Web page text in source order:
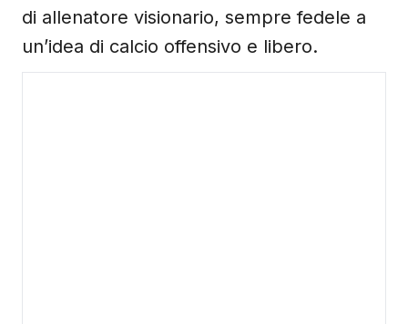
di allenatore visionario, sempre fedele a
un’idea di calcio offensivo e libero.